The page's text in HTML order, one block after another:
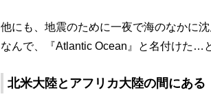
他にも、地震のために一夜で海のなかに
なんで、『Atlantic Ocean』と名付けた…
北米大陸とアフリカ大陸の間にある